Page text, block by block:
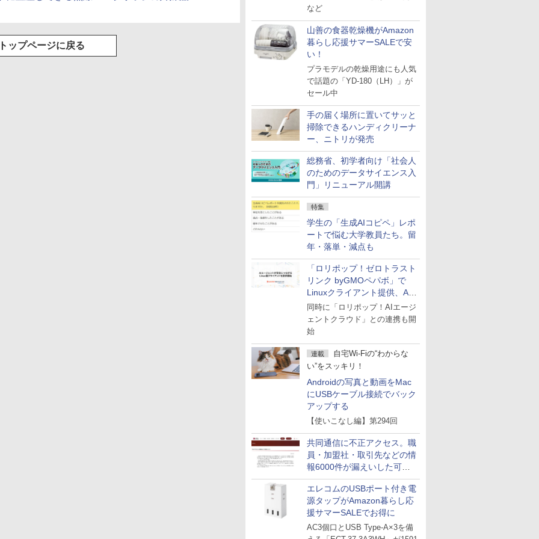
など
山善の食器乾燥機がAmazon
暮らし応援サマーSALEで安
い！
プラモデルの乾燥用途にも人気
で話題の「YD-180（LH）」が
セール中
手の届く場所に置いてサッと
掃除できるハンディクリーナ
ー、ニトリが発売
総務省、初学者向け「社会人
のためのデータサイエンス入
門」リニューアル開講
特集
学生の「生成AIコピペ」レポ
ートで悩む大学教員たち。留
年・落単・減点も
「ロリポップ！ゼロトラスト
リンク byGMOペパボ」で
Linuxクライアント提供、AI
エージェントの接続が容易に
同時に「ロリポップ！AIエージ
ェントクラウド」との連携も開
始
連載
自宅Wi-Fiの“わからな
い”をスッキリ！
Androidの写真と動画をMac
にUSBケーブル接続でバック
アップする
【使いこなし編】第294回
共同通信に不正アクセス。職
員・加盟社・取引先などの情
報6000件が漏えいした可能
性
エレコムのUSBポート付き電
源タップがAmazon暮らし応
援サマーSALEでお得に
AC3個口とUSB Type-A×3を備
トップページに戻る